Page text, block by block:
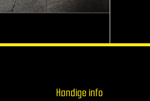
Handige info